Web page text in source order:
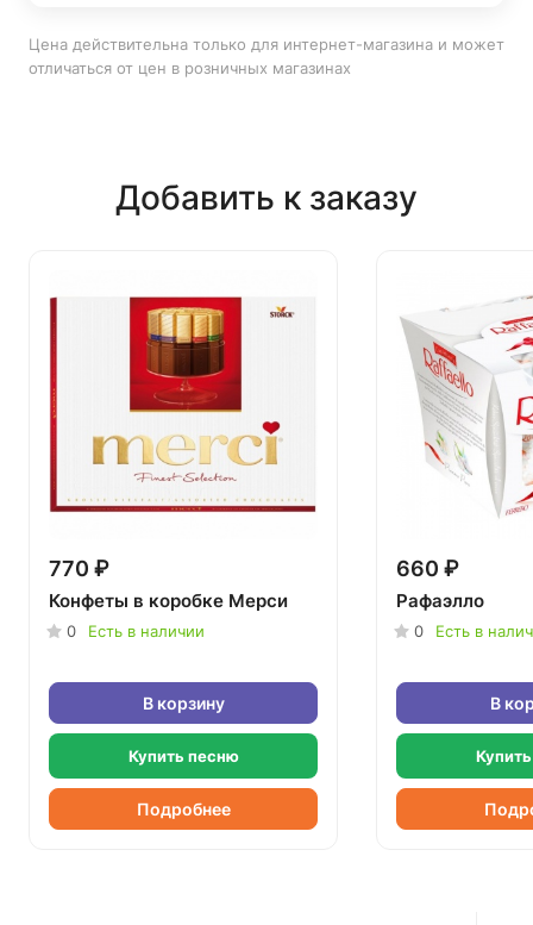
Цена действительна только для интернет-магазина и может
отличаться от цен в розничных магазинах
Добавить к заказу
770 ₽
Конфеты в коробке Мерси
0 Есть в наличии
В корзину
Купить песню
Подробнее
660 ₽
Рафаэлло
0 Есть в
В